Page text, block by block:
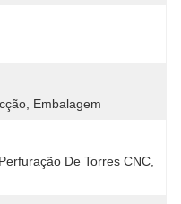
Embalagem
De Torres CNC,